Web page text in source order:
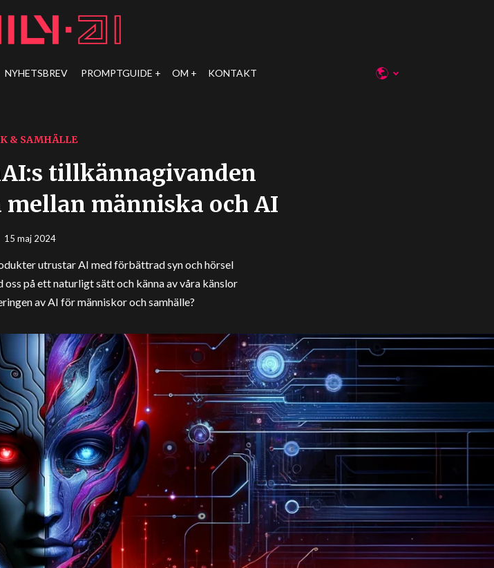
NYHETSBREV PROMPTGUIDE OM KONTAKT
& SAMHÄLLE
tillkännagivanden
människa och AI
15 maj 2024
utrustar AI med förbättrad syn och hörsel
på ett naturligt sätt och känna av våra känslor
av AI för människor och samhälle?